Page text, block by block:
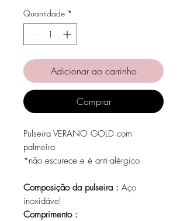
Quantidade *
Adicionar ao carrinho
Comprar
Pulseira VERANO GOLD com
palmeira
*não escurece e é anti-alérgico
Composição da pulseira : Aço
inoxidável
Comprimento :